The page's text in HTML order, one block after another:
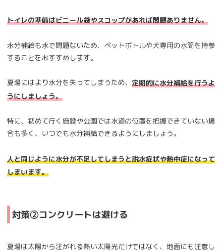
トイレの準備はビニール袋やスコップがあれば問題ありません。
水分補給も水で問題ないため、ペットボトルや犬専用の水筒を持参
することをおすすめします。
夏場にはより水分を失ってしまうため、 定期的に水分補給を行うよ
うにしましょう。
特に、初めて行く施設や公園では水道の位置を把握できていない場
合も多く、いつでも水分補給できるようにしましょう。
人と同じように水分が不足してしまうと脱水症状や熱中症になって
しまいます。
対策②コンクリートは避ける
夏場は太陽から注がれる熱い太陽光だけではなく、地面にも注意し